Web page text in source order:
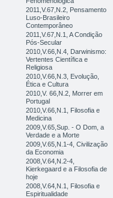
2011,V.67,N.2, Pensamento
Luso-Brasileiro
Contemporâneo
2011,V.67,N.1, A Condição
Pós-Secular
2010,V.66,N.4, Darwinismo:
Vertentes Científica e
Religiosa
2010,V.66,N.3, Evolução,
Ética e Cultura
2010,V. 66,N.2, Morrer em
Portugal
2010,V.66,N.1, Filosofia e
Medicina
2009,V.65,Sup. - O Dom, a
Verdade e a Morte
2009,V.65,N.1-4, Civilização
da Economia
2008,V.64,N.2-4,
Kierkegaard e a Filosofia de
hoje
2008,V.64,N.1, Filosofia e
Espiritualidade